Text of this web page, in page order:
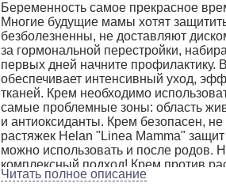
Беременность самое прекрасное
Многие будущие мамы хотят
безболезненны, не доставляют
за гормональной перестройки,
первых дней начните профилактику.
обеспечивает интенсивный уход,
тканей. Крем необходимо
самые проблемные зоны: область
и антиоксиданты. Крем безопасен,
растяжек Helan "Linea Mamma" защит
можно использовать и после родов.
комплексный подход! Крем против
профилактики стрий. Регулярная
Читать полное описание